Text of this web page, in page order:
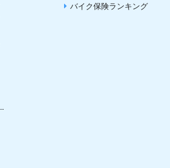
バイク保険ランキング